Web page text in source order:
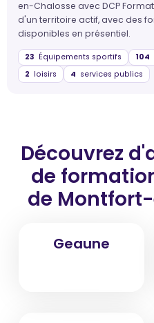
en-Chalosse avec DCP
d'un territoire actif, avec des
disponibles en présentiel.
23 Équipements sportifs 104
2 loisirs 4 services publics
Découvrez
de
de
Geaune